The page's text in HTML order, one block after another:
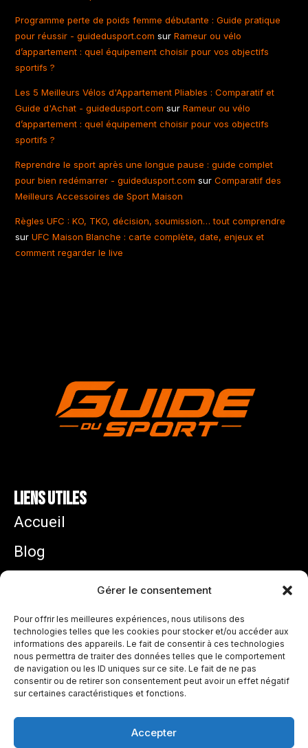
Gérer le consentement
Pour offrir les meilleures expériences, nous utilisons des
technologies telles que les cookies pour stocker et/ou accéder aux
informations des appareils. Le fait de consentir à ces technologies
nous permettra de traiter des données telles que le comportement
de navigation ou les ID uniques sur ce site. Le fait de ne pas
consentir ou de retirer son consentement peut avoir un effet négatif
sur certaines caractéristiques et fonctions.
Accepter
Programme perte de poids femme débutante : Guide pratique
pour réussir - guidedusport.com surRameur ou vélo
d’appartement : quel équipement choisir pour vos objectifs
sportifs ?
Les 5 Meilleurs Vélos d'Appartement Pliables : Comparatif et
Guide d'Achat - guidedusport.com surRameur ou vélo
d’appartement : quel équipement choisir pour vos objectifs
sportifs ?
Reprendre le sport après une longue pause : guide complet
pour bien redémarrer - guidedusport.com surComparatif des
Meilleurs Accessoires de Sport Maison
Règles UFC : KO, TKO, décision, soumission… tout comprendre
surUFC Maison Blanche : carte complète, date, enjeux et
comment regarder le live
Liens utiles
Accueil
Blog
Politique de confidentialité
Zidane équipe de France : pourquoi son arrivée
ouvre une nouvelle ère chez les Bleus
juillet 31, 2026